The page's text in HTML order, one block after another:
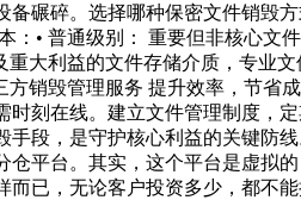
备碾碎。选择哪种保密文件销毁
：• 普通级别： 重要但非核心文
重大利益的文件存储介质，专业文
方销毁管理服务 提升效率，节省
时刻在线。建立文件管理制度，
手段，是守护核心利益的关键防
仓平台。其实，这个平台是虚拟
而已，无论客户投资多少，都不